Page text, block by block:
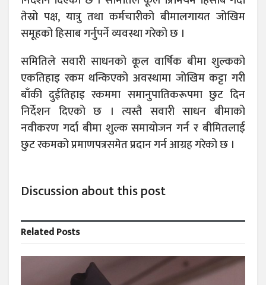
तेस्रो पक्ष, यात्रु तथा कर्मचारीको बीमालगायत जोखिम
समूहको हिसाब गर्नुपर्ने व्यवस्था गरेको छ ।
समितिले सवारी साधनको कूल वार्षिक बीमा शुल्कको
एकतिहाइ रकम थन्किएको अवस्थामा जोखिम कट्टा गरी
बाँकी दुईतिहाइ रकममा समानुपातिकरूपमा छुट दिन
निर्देशन दिएको छ । त्यस्तै सवारी साधन बीमाको
नवीकरण गर्दा बीमा शुल्क समायोजन गर्न र बीमितलाई
छुट रकमको प्रमाणपत्रसमेत प्रदान गर्न आग्रह गरेको छ ।
Discussion about this post
RelatedPosts